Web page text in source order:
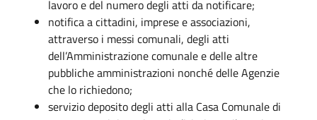
lavoro e del numero degli atti da notificare;
notifica a cittadini, imprese e associazioni,
attraverso i messi comunali, degli atti
dell’Amministrazione comunale e delle altre
pubbliche amministrazioni nonché delle Agenzie
che lo richiedono;
servizio deposito degli atti alla Casa Comunale di